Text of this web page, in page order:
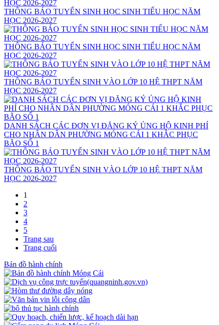
THÔNG BÁO TUYỂN SINH HỌC SINH TIỂU HỌC NĂM
HỌC 2026-2027
THÔNG BÁO TUYỂN SINH HỌC SINH TIỂU HỌC NĂM
HỌC 2026-2027
THÔNG BÁO TUYỂN SINH VÀO LỚP 10 HỆ THPT NĂM
HỌC 2026-2027
DANH SÁCH CÁC ĐƠN VỊ ĐĂNG KÝ ỦNG HỘ KINH PHÍ
CHO NHÂN DÂN PHƯỜNG MÓNG CÁI 1 KHẮC PHỤC
BÃO SỐ 1
THÔNG BÁO TUYỂN SINH VÀO LỚP 10 HỆ THPT NĂM
HỌC 2026-2027
1
2
3
4
5
Trang sau
Trang cuối
Bản đồ hành chính